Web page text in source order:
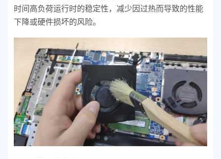
时间高负荷运行时的稳定性，减少因过热而导致的性能
下降或硬件损坏的风险。